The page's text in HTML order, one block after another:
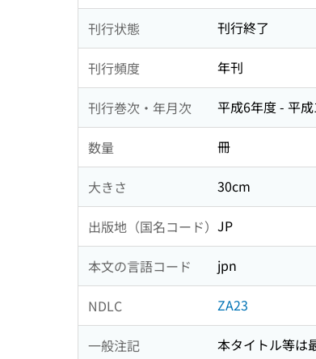
刊行状態 刊行終了
刊行頻度 年刊
刊行巻次・年月次 平成6年度 - 平
数量 冊
大きさ 30cm
出版地（国名コード） JP
本文の言語コード jpn
NDLC ZA23
一般注記
本タイトル等は